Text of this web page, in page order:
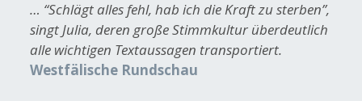
… “Schlägt alles fehl, hab ich die Kraft zu sterben”,
singt Julia, deren große Stimmkultur überdeutlich
alle wichtigen Textaussagen transportiert.
Westfälische Rundschau